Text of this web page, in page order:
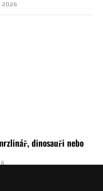
2026
dinosauři nebo